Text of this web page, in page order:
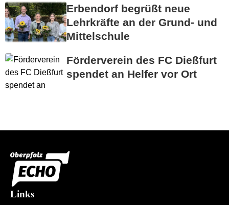
Erbendorf begrüßt neue
Lehrkräfte an der Grund- und
Mittelschule
Förderverein des FC Dießfurt
spendet an Helfer vor Ort
Links